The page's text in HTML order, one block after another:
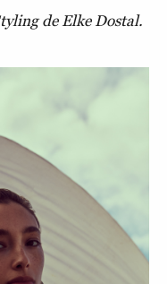
de Elke Dostal.